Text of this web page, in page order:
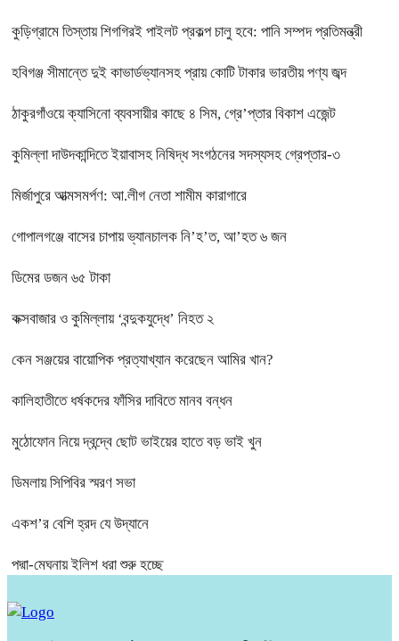
কুড়িগ্রামে তিস্তায় শিগগিরই পাইলট প্রকল্প চালু হবে: পানি সম্পদ প্রতিমন্ত্রী
হবিগঞ্জ সীমান্তে দুই কাভার্ডভ্যানসহ প্রায় কোটি টাকার ভারতীয় পণ্য জব্দ
ঠাকুরগাঁওয়ে ক্যাসিনো ব্যবসায়ীর কাছে ৪ সিম, গ্রে’প্তার বিকাশ এজেন্ট
কুমিল্লা দাউদকান্দিতে ইয়াবাসহ নিষিদ্ধ সংগঠনের সদস্যসহ গ্রেপ্তার-৩
মির্জাপুরে আত্মসমর্পণ: আ.লীগ নেতা শামীম কারাগারে
গোপালগঞ্জে বাসের চাপায় ভ্যানচালক নি’হ’ত, আ’হত ৬ জন
ডিমের ডজন ৬৫ টাকা
কক্সবাজার ও কুমিল্লায় ‘বন্দুকযুদ্ধে’ নিহত ২
কেন সঞ্জয়ের বায়োপিক প্রত্যাখ্যান করেছেন আমির খান?
কালিহাতীতে ধর্ষকদের ফাঁসির দাবিতে মানব বন্ধন
মুঠোফোন নিয়ে দ্বন্দ্বে ছোট ভাইয়ের হাতে বড় ভাই খুন
ডিমলায় সিপিবির স্মরণ সভা
একশ’র বেশি হ্রদ যে উদ্যানে
পদ্মা-মেঘনায় ইলিশ ধরা শুরু হচ্ছে